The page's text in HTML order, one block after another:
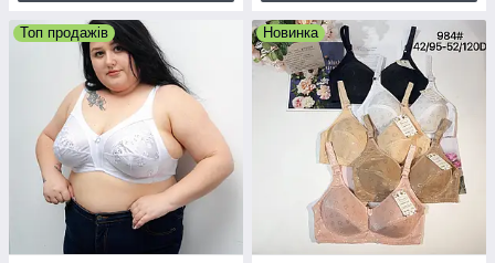
Топ продажів Новинка